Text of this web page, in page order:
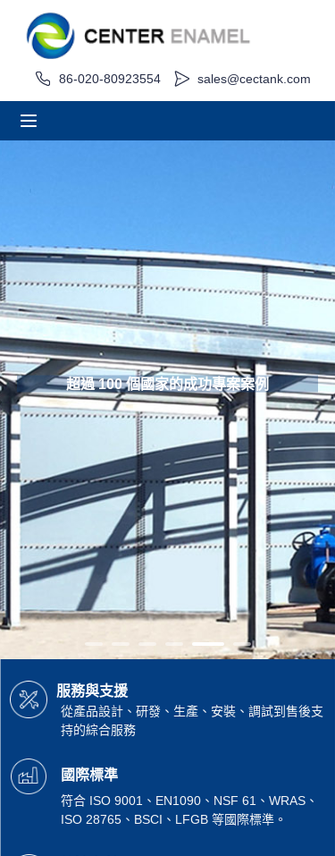
86-020-80923554 sales@cectank.com
超過 100 個國家的成功專案案例
服務與支援
國際標準
符合 ISO 9001、EN1090、NSF 61、WRAS、
ISO 28765、BSCI、LFGB 等國際標準。
從產品設計、研發、生產、安裝、調試到售後支
持的綜合服務
家
關於
專案案例
請求報價
訊息
接觸